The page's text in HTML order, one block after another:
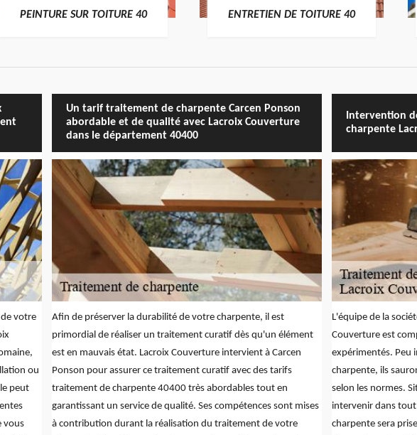
PEINTURE SUR TOITURE 40 ENTRETIEN DE TOITURE 40
votre
ou
peut
vous
Un tarif traitement de charpente Carcen Ponson
abordable et de qualité avec Lacroix Couverture
dans le département 40400
Afin de préserver la durabilité de votre charpente, il est
primordial de réaliser un traitement curatif dès qu'un élément
est en mauvais état. Lacroix Couverture intervient à Carcen
Ponson pour assurer ce traitement curatif avec des tarifs
traitement de charpente 40400 très abordables tout en
garantissant un service de qualité. Ses compétences sont mises
à contribution durant la réalisation du traitement de votre
Intervention
charpente
L'équipe de la
Couverture est
expérimentés. Peu
charpente, ils
selon les normes.
intervenir dans
charpente sera